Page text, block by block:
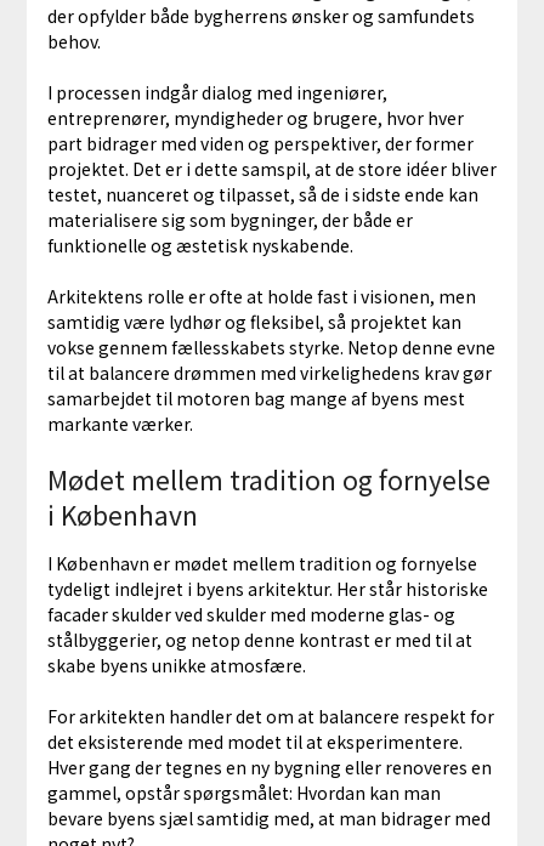
der opfylder både bygherrens ønsker og samfundets
behov.
I processen indgår dialog med ingeniører,
entreprenører, myndigheder og brugere, hvor hver
part bidrager med viden og perspektiver, der former
projektet. Det er i dette samspil, at de store idéer bliver
testet, nuanceret og tilpasset, så de i sidste ende kan
materialisere sig som bygninger, der både er
funktionelle og æstetisk nyskabende.
Arkitektens rolle er ofte at holde fast i visionen, men
samtidig være lydhør og fleksibel, så projektet kan
vokse gennem fællesskabets styrke. Netop denne evne
til at balancere drømmen med virkelighedens krav gør
samarbejdet til motoren bag mange af byens mest
markante værker.
Mødet mellem tradition og fornyelse
i København
I København er mødet mellem tradition og fornyelse
tydeligt indlejret i byens arkitektur. Her står historiske
facader skulder ved skulder med moderne glas- og
stålbyggerier, og netop denne kontrast er med til at
skabe byens unikke atmosfære.
For arkitekten handler det om at balancere respekt for
det eksisterende med modet til at eksperimentere.
Hver gang der tegnes en ny bygning eller renoveres en
gammel, opstår spørgsmålet: Hvordan kan man
bevare byens sjæl samtidig med, at man bidrager med